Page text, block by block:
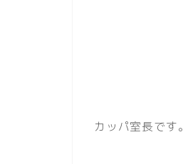
カッパ室長です。